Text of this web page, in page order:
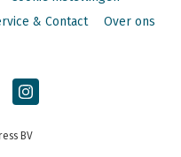
& Contact Over ons
BV